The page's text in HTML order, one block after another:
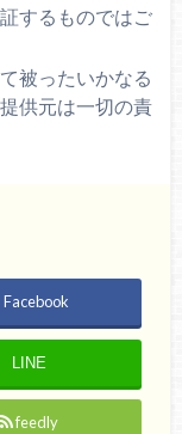
するものではご
被ったいかなる
供元は一切の責
Facebook
LINE
feedly